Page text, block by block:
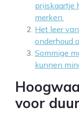
prijskaartje
merken.
Het leer
onderhoud
Sommige
kunnen
voor